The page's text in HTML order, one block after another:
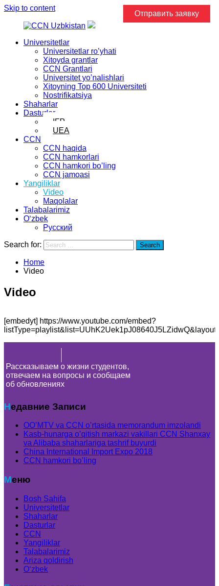
Skip to content
Universitetlar
Universitetlar ro’yhati
Xitoyda grantlar
CCN Grantlari
Universitet yo’nalishlari
Xitoyning Top 600 Universiteti
Nostrifikatsiya
Shaharlar
Dasturlar
IFP
UEA
CCN
CCN haqida
CCN hamkorlari
CCN hamkori bo’ling
CCN jamoasi
Yangiliklar
Video
Maqolalar
Talabalarimiz
Oʻzbek
Русский
Search for: Search
Home
Video
Video
Отправить заявку
[embedyt] https://www.youtube.com/embed?
Рассказываем о жизни студентов,
отвечаем на вопросы и сообщаем
об обновлениях
Недавние Записи
OO’MTV va CCN o’rtasida memorandum imzolandi
Kasb-hunarga o’qitish markazi vakillari CCN Shanxay
va Alibaba shaharlariga tashrif buyurdi
China International Import Expo 2018
CCN hamkori bo’ling
Меню
Bosh Sahifa
Universitetlar
Shaharlar
Dasturlar
CCN
Yangiliklar
Talabalarimiz
Ariza qoldirish
Oʻzbek